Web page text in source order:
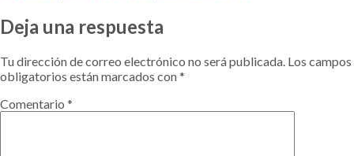
Deja una respuesta
Tu dirección de correo electrónico no será publicada. Los campos
obligatorios están marcados con*
Comentario *